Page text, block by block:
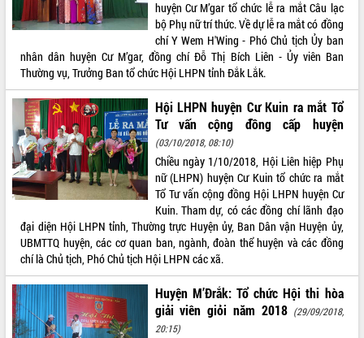
huyện Cư M’gar tổ chức lễ ra mắt Câu lạc
bộ Phụ nữ trí thức. Về dự lễ ra mắt có đồng
chí Y Wem H'Wing - Phó Chủ tịch Ủy ban
nhân dân huyện Cư M’gar, đồng chí Đỗ Thị Bích Liên - Ủy viên Ban
Thường vụ, Trưởng Ban tổ chức Hội LHPN tỉnh Đắk Lắk.
Hội LHPN huyện Cư Kuin ra mắt Tổ
Tư vấn cộng đồng cấp huyện
(03/10/2018, 08:10)
Chiều ngày 1/10/2018, Hội Liên hiệp Phụ
nữ (LHPN) huyện Cư Kuin tổ chức ra mắt
Tổ Tư vấn cộng đồng Hội LHPN huyện Cư
Kuin. Tham dự, có các đồng chí lãnh đạo
đại diện Hội LHPN tỉnh, Thường trực Huyện ủy, Ban Dân vận Huyện ủy,
UBMTTQ huyện, các cơ quan ban, ngành, đoàn thể huyện và các đồng
chí là Chủ tịch, Phó Chủ tịch Hội LHPN các xã.
Huyện M’Đrắk: Tổ chức Hội thi hòa
giải viên giỏi năm 2018 (29/09/2018,
20:15)